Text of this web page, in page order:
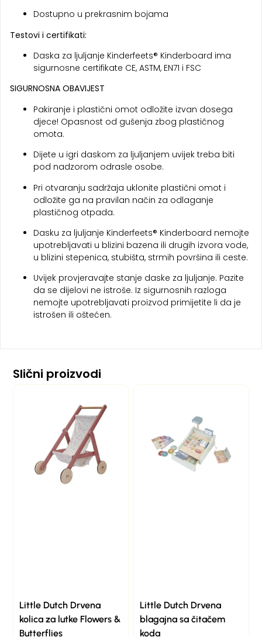
Dostupno u prekrasnim bojama
Testovi i certifikati:
Daska za ljuljanje Kinderfeets® Kinderboard ima
sigurnosne certifikate CE, ASTM, EN71 i FSC
SIGURNOSNA OBAVIJEST
Pakiranje i plastični omot odložite izvan dosega
djece! Opasnost od gušenja zbog plastičnog
omota.
Dijete u igri daskom za ljuljanjem uvijek treba biti
pod nadzorom odrasle osobe.
Pri otvaranju sadržaja uklonite plastični omot i
odložite ga na pravilan način za odlaganje
plastičnog otpada.
Dasku za ljuljanje Kinderfeets® Kinderboard nemojte
upotrebljavati u blizini bazena ili drugih izvora vode,
u blizini stepenica, stubišta, strmih površina ili ceste.
Uvijek provjeravajte stanje daske za ljuljanje. Pazite
da se dijelovi ne istroše. Iz sigurnosnih razloga
nemojte upotrebljavati proizvod primijetite li da je
istrošen ili oštećen.
Slični proizvodi
Little Dutch Drvena
kolica za lutke Flowers &
Butterflies
Little Dutch Drvena
blagajna sa čitačem
koda